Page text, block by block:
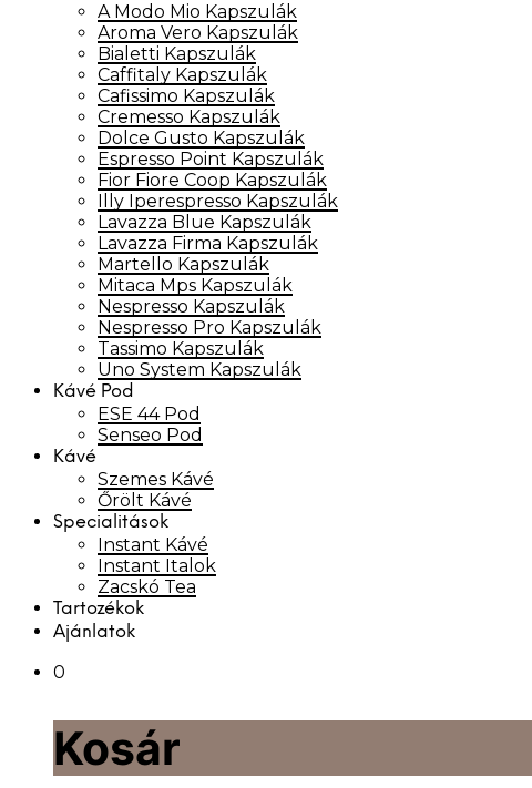
A Modo Mio Kapszulák
Aroma Vero Kapszulák
Bialetti Kapszulák
Caffitaly Kapszulák
Cafissimo Kapszulák
Cremesso Kapszulák
Dolce Gusto Kapszulák
Espresso Point Kapszulák
Fior Fiore Coop Kapszulák
Illy Iperespresso Kapszulák
Lavazza Blue Kapszulák
Lavazza Firma Kapszulák
Martello Kapszulák
Mitaca Mps Kapszulák
Nespresso Kapszulák
Nespresso Pro Kapszulák
Tassimo Kapszulák
Uno System Kapszulák
Kávé Pod
ESE 44 Pod
Senseo Pod
Kávé
Szemes Kávé
Őrölt Kávé
Specialitások
Instant Kávé
Instant Italok
Zacskó Tea
Tartozékok
Ajánlatok
0
Kosár